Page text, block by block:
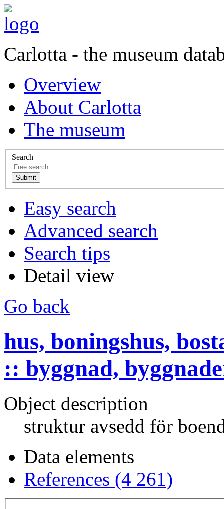
Carlotta - the museum
Overview
About Carlotta
The museum
Search
Easy search
Advanced search
Search tips
Detail view
Go back
hus, boningshus,
:: byggnad,
Object description
struktur avsedd för
Data elements
References (4 261)